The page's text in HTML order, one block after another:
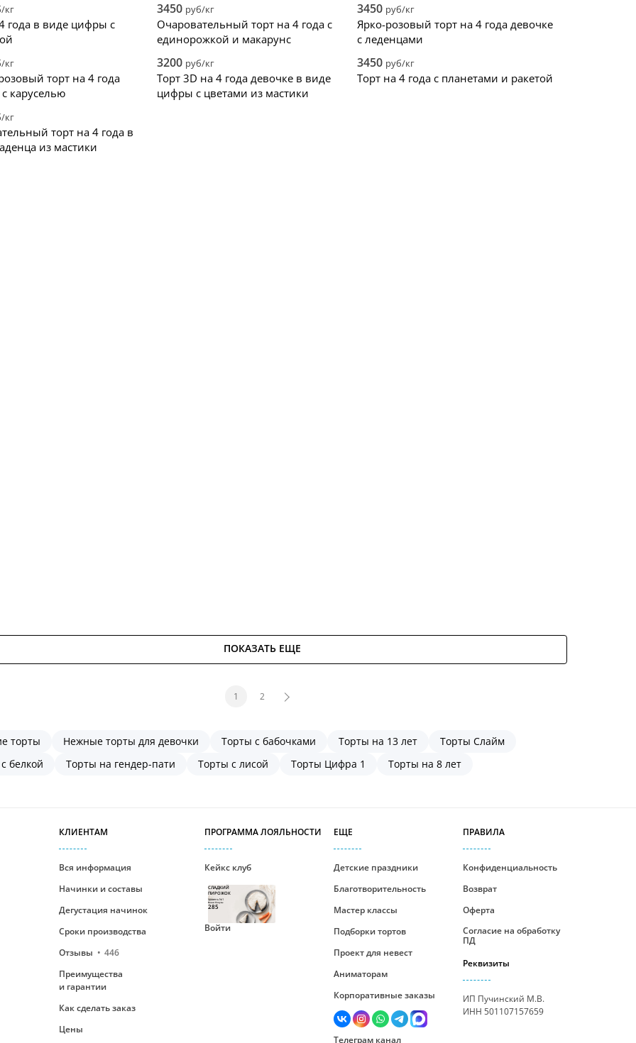
кг
года в виде цифры с
3450 руб/кг
Очаровательный торт на 4 года с
единорожкой и макарунс
3450 руб/кг
Ярко-розовый торт на 4 года девочке
с леденцами
кг
торт на 4 года
каруселью
3200 руб/кг
Торт 3D на 4 года девочке в виде
цифры с цветами из мастики
3450 руб/кг
Торт на 4 года с планетами и ракетой
кг
торт на 4 года в
из мастики
ПОКАЗАТЬ ЕЩЕ
1 2
торты Нежные торты для девочки Торты с бабочками Торты на 13 лет
Торты Слайм
белкой
Торты на гендер-пати Торты с лисой Торты Цифра 1 Торты на 8 лет
КЛИЕНТАМ
Вся информация
Начинки и составы
Дегустация начинок
Сроки производства
Отзывы
446
Преимущества
и гарантии
Как сделать заказ
Цены
ПРОГРАММА ЛОЯЛЬНОСТИ
Кейкс клуб
СЛАДКИЙ
ПИРОЖОК
Уровень №1
Ваши бонусы
285
Войти
ЕЩЕ
Детские праздники
Благотворительность
Мастер классы
Подборки тортов
Проект для невест
Аниматорам
Корпоративные заказы
Телеграм канал
ПРАВИЛА
Конфиденциальность
Возврат
Оферта
Согласие на обработку
ПД
Реквизиты
ИП Пучинский М.В.
ИНН 501107157659